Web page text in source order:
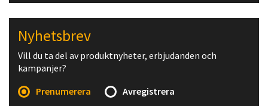
Nyhetsbrev
Vill du ta del av produktnyheter, erbjudanden och
kampanjer?
Prenumerera
Avregistrera